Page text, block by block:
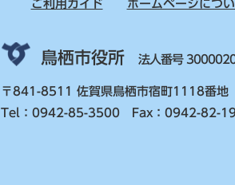
ご利用ガイド ホームページにつ
鳥栖市役所 法人番号
〒841-8511 佐賀県鳥栖市宿町1118番地
Tel：0942-85-3500 Fax：0942-82-